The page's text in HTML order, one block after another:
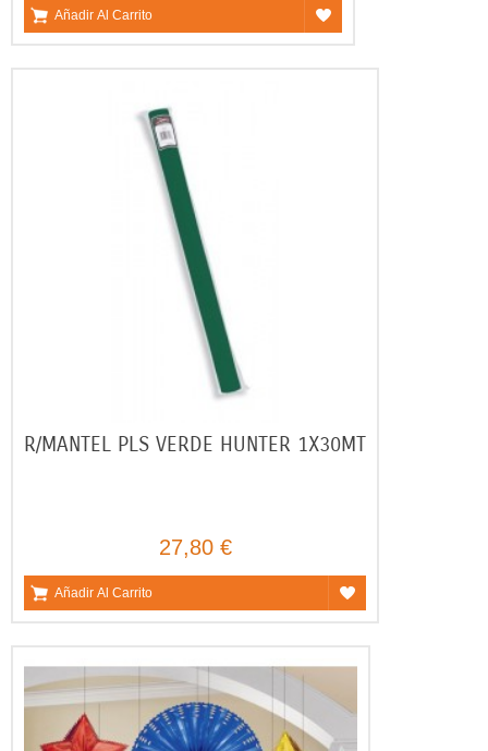
Añadir Al Carrito
R/MANTEL PLS VERDE HUNTER 1X30MT
27,80 €
Añadir Al Carrito